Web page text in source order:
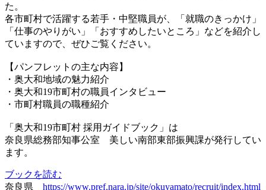
た。
各市町村で活躍する若手・中堅職員が、「就職のきっかけ」
「仕事のやりがい」「おすすめしたいところ」などを紹介し
ていますので、ぜひご覧ください。
【パンフレットの主な内容】
・奥大和地域の魅力紹介
・奥大和19市町村の職員インタビュー
・市町村職員の職種紹介
「奥大和19市町村 採用ガイドブック」は
奈良県総務部知事公室 美しい南部東部振興課が発行してい
ます。
ブックを読む
奈良県 https://www.pref.nara.jp/site/okuyamato/recruit/index.html